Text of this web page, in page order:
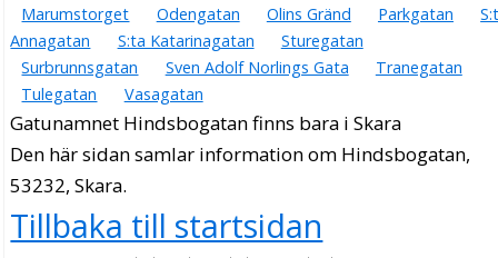
Marumstorget
Odengatan Olins Gränd Parkgatan
Annagatan
S:ta Katarinagatan
Sturegatan
Surbrunnsgatan
Sven Adolf Norlings Gata
Tranegatan
Tulegatan
Vasagatan
Gatunamnet Hindsbogatan finns bara i Skara
Den här sidan samlar information om Hindsbogatan,
53232, Skara.
Tillbaka till startsidan